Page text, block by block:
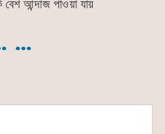
বেশ আন্দাজ পাওয়া যায়
…